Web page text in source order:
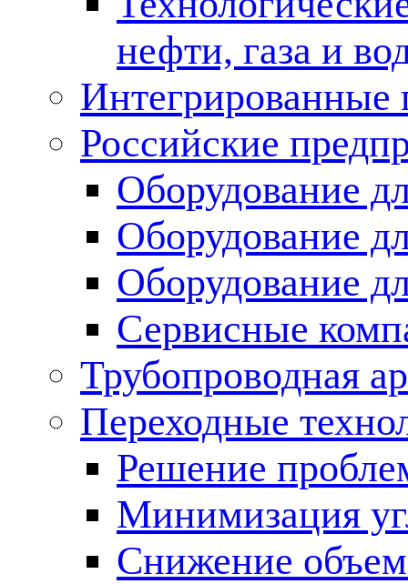
нефти, газа и
Российские
Оборудование
Оборудование
Оборудование
Сервисные
Трубопроводная
Переходные
Решение
Минимизация
Снижение